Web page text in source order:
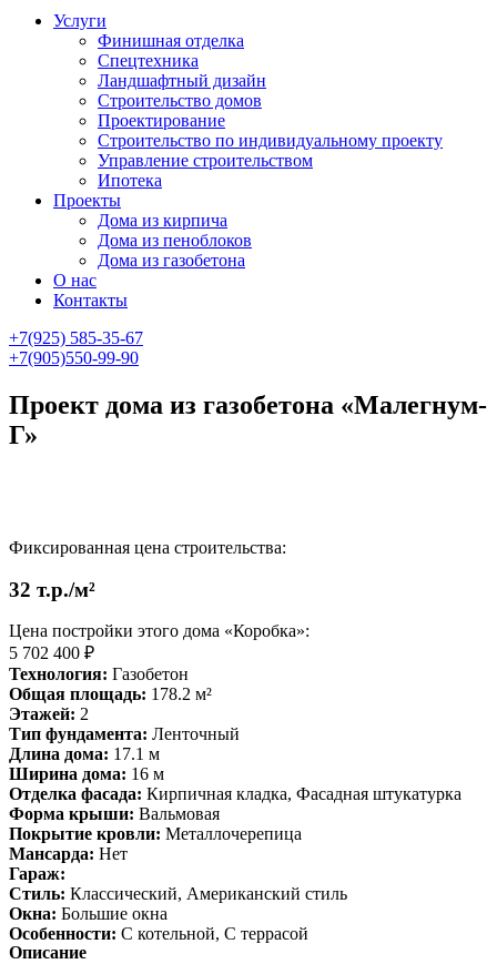
Услуги
Финишная отделка
Спецтехника
Ландшафтный дизайн
Строительство домов
Проектирование
Строительство по индивидуальному проекту
Управление строительством
Ипотека
Проекты
Дома из кирпича
Дома из пеноблоков
Дома из газобетона
О нас
Контакты
+7(925) 585-35-67
+7(905)550-99-90
Проект дома из газобетона «Малегнум-
Г»
Фиксированная цена строительства:
32 т.р./м²
Цена постройки этого дома «Коробка»:
5 702 400 ₽
Технология: Газобетон
Общая площадь: 178.2 м²
Этажей: 2
Тип фундамента: Ленточный
Длина дома: 17.1 м
Ширина дома: 16 м
Отделка фасада: Кирпичная кладка, Фасадная штукатурка
Форма крыши: Вальмовая
Покрытие кровли: Металлочерепица
Мансарда: Нет
Гараж:
Стиль: Классический, Американский стиль
Окна: Большие окна
Особенности: С котельной, С террасой
Описание